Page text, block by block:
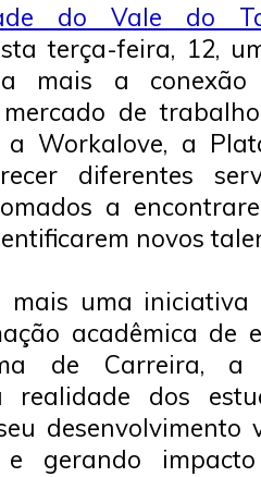
do Vale do
terça-feira, 12,
mais a conexão
de
a Workalove, a
diferentes
a
novos
mais uma
acadêmica de
de Carreira, a
realidade dos
desenvolvimento
gerando